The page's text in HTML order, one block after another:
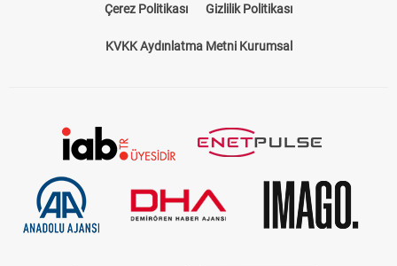
Çerez Politikası Gizlilik Politikası
KVKK Aydınlatma Metni Kurumsal